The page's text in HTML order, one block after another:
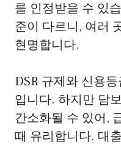
를 인정받을 수 있
준이 다르니, 여러
현명합니다.
DSR 규제와 신용
입니다. 하지만 담
간소화될 수 있어,
때 유리합니다. 대